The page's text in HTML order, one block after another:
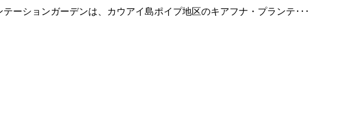
ーションガーデンは、カウアイ島ポイプ地区のキアフナ・プランテ･･･